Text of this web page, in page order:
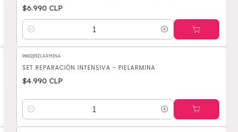
$6.990 CLP
Cantidad
99602 PIELARMINA
SET REPARACIÓN INTENSIVA - PIELARMINA
$4.990 CLP
Cantidad